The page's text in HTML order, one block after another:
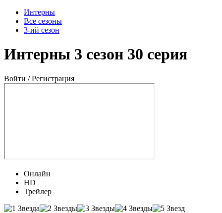
Интерны
Все сезоны
3-ий сезон
Интерны 3 сезон 30 серия
Войти / Регистрация
Онлайн
HD
Трейлер